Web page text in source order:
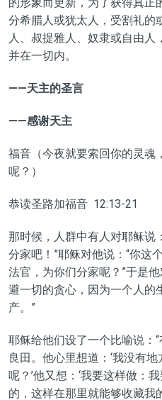
分希腊人或犹太人，受割礼的
人、叔提雅人、奴隶或自由人
并在一切内。
——天主的圣言
——感谢天主
福音（今夜就要索回你的灵魂
呢？）
恭读圣路加福音 12:13-21
那时候，人群中有人对耶稣说
分家吧！”耶稣对他说：“你这
法官，为你们分家呢？”于是
避一切的贪心，因为一个人的
产。”
耶稣给他们设了一个比喻说：
良田。他心里想道：‘我没有
呢？’他又想：‘我要这样做：
的，这样在那里就能够收藏我